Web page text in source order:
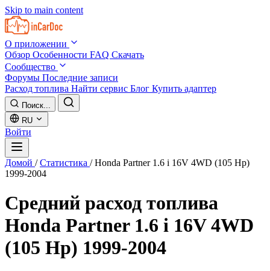
Skip to main content
О приложении
Обзор Особенности FAQ Скачать
Сообщество
Форумы Последние записи
Расход топлива Найти сервис Блог Купить адаптер
Поиск...
RU
Войти
Домой / Статистика / Honda Partner 1.6 i 16V 4WD (105 Hp)
1999-2004
Средний расход топлива
Honda Partner 1.6 i 16V 4WD
(105 Hp) 1999-2004